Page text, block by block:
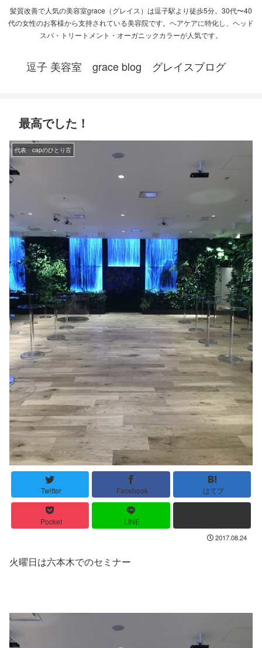
髪質改善で人気の美容室grace（グレイス）は逗子駅より徒歩5分。30代〜40
代の女性のお客様から支持されている美容院です。ヘアケアに特化し、ヘッド
スパ・トリートメント・オーガニックカラーが人気です。
逗子 美容室 grace blog グレイスブログ
最高でした！
代表 capのひとり言
Twitter Facebook はてブ
Pocket LINE
2017.08.24
火曜日は六本木でのセミナー